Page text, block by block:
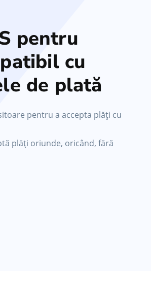
pentru
cu
de plată
pentru a accepta plăți cu
plăți oriunde, oricând, fără